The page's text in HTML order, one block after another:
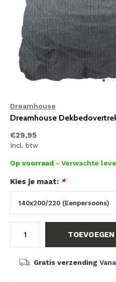
Dreamhouse
Dreamhouse
€29,95
Incl. btw
Op voorraad - Verwachte
Kies je maat: *
Gratis verzending